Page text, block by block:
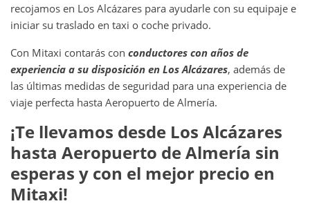
recojamos en Los Alcázares para ayudarle con su equipaje e
iniciar su traslado en taxi o coche privado.
Con Mitaxi contarás con conductores con años de
experiencia a su disposición en Los Alcázares, además de
las últimas medidas de seguridad para una experiencia de
viaje perfecta hasta Aeropuerto de Almería.
¡Te llevamos desde Los Alcázares
hasta Aeropuerto de Almería sin
esperas y con el mejor precio en
Mitaxi!